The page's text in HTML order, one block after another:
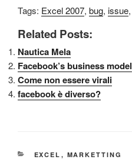
Tags: Excel 2007, bug, issue,
Related Posts:
Nautica Mela
Facebook’s business model
Come non essere virali
facebook è diverso?
CATEGORIE
EXCEL , MARKETTING